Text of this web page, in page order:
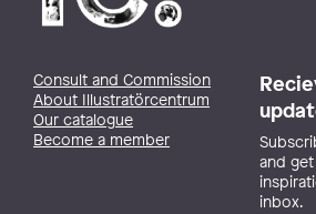
Consult and Commission
About Illustratörcentrum
Our catalogue
Become a member
and
inbox.